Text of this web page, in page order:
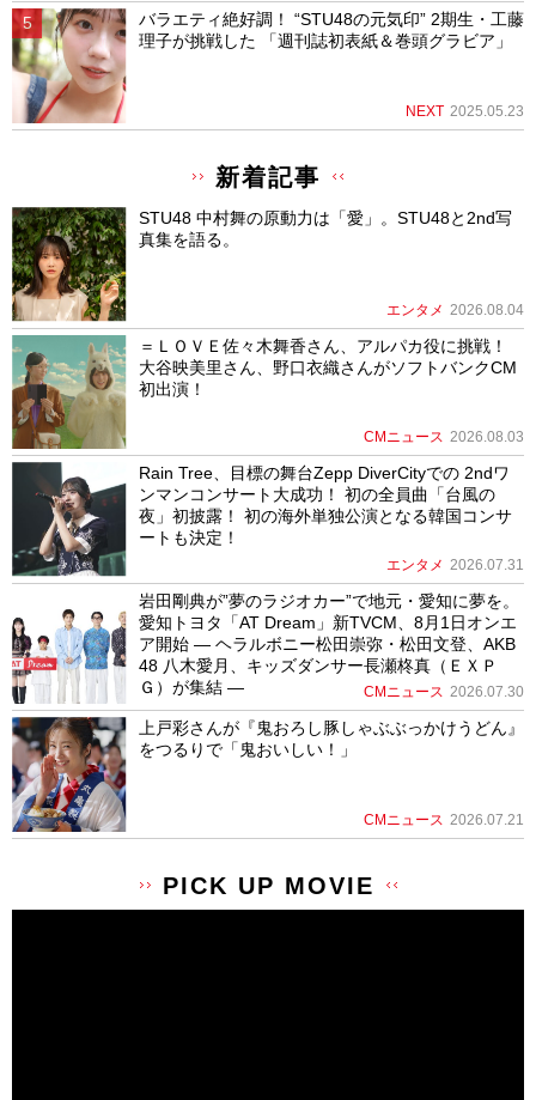
バラエティ絶好調！ “STU48の元気印” 2期生・工藤
理子が挑戦した 「週刊誌初表紙＆巻頭グラビア」
NEXT 2025.05.23
新着記事
STU48 中村舞の原動力は「愛」。STU48と2nd写
真集を語る。
エンタメ 2026.08.04
＝ＬＯＶＥ佐々木舞香さん、アルパカ役に挑戦！
大谷映美里さん、野口衣織さんがソフトバンクCM
初出演！
CMニュース 2026.08.03
Rain Tree、目標の舞台Zepp DiverCityでの 2ndワ
ンマンコンサート大成功！ 初の全員曲「台風の
夜」初披露！ 初の海外単独公演となる韓国コンサ
ートも決定！
エンタメ 2026.07.31
岩田剛典が”夢のラジオカー”で地元・愛知に夢を。
愛知トヨタ「AT Dream」新TVCM、8月1日オンエ
ア開始 ― ヘラルボニー松田崇弥・松田文登、AKB
48 八木愛月、キッズダンサー長瀬柊真（ＥＸＰ
Ｇ）が集結 ―
CMニュース 2026.07.30
上戸彩さんが『鬼おろし豚しゃぶぶっかけうどん』
をつるりで「鬼おいしい！」
CMニュース 2026.07.21
PICK UP MOVIE